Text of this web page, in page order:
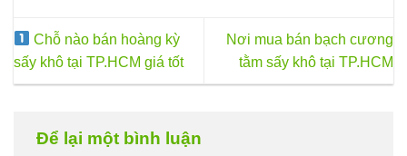
Chỗ nào bán hoàng kỳ
sấy khô tại TP.HCM giá tốt
Nơi mua bán bạch cương
tằm sấy khô tại TP.HCM
Để lại một bình luận